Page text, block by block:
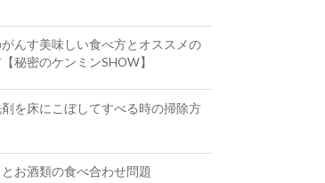
んす美味しい食べ方とオススメの
秘密のケンミンSHOW】
を床にこぼしてすべる時の掃除方
お酒類の食べ合わせ問題